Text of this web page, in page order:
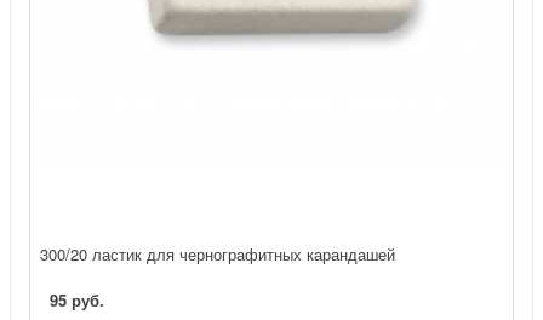
300/20 ластик для чернографитных карандашей
95 руб.